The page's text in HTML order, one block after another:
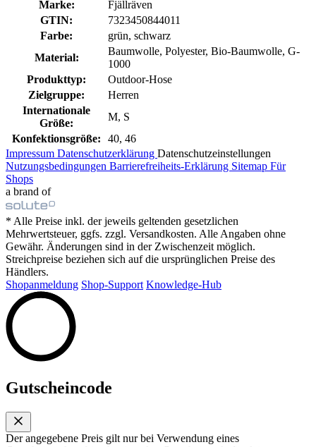
Marke:
Fjällräven
GTIN:
7323450844011
Farbe:
grün, schwarz
Material:
Baumwolle, Polyester, Bio-Baumwolle, G-
1000
Produkttyp:
Outdoor-Hose
Zielgruppe:
Herren
Internationale
Größe:
M, S
Konfektionsgröße:
40, 46
Impressum Datenschutzerklärung Datenschutzeinstellungen
Nutzungsbedingungen Barrierefreiheits-Erklärung Sitemap Für
Shops
a brand of
* Alle Preise inkl. der jeweils geltenden gesetzlichen
Mehrwertsteuer, ggfs. zzgl. Versandkosten. Alle Angaben ohne
Gewähr. Änderungen sind in der Zwischenzeit möglich.
Streichpreise beziehen sich auf die ursprünglichen Preise des
Händlers.
Shopanmeldung Shop-Support Knowledge-Hub
Gutscheincode
Der angegebene Preis gilt nur bei Verwendung eines